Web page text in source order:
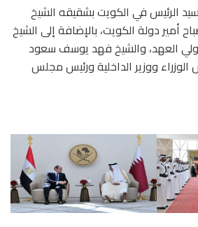
الرئيس في الكويت بشقيقه الشيخ
أمير دولة الكويت، بالإضافة إلى الشيخ
ولي العهد، والشيخ فهد يوسف سعود
الوزراء ووزير الداخلية ورئيس مجلس